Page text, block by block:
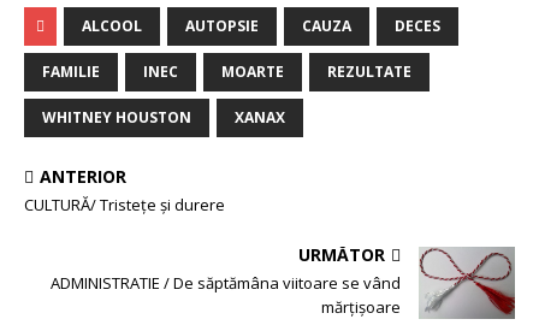
ALCOOL AUTOPSIE CAUZA DECES
FAMILIE INEC MOARTE REZULTATE
WHITNEY HOUSTON XANAX
ANTERIOR
CULTURĂ/ Tristețe și durere
URMĂTOR
ADMINISTRATIE / De săptămâna viitoare se vând
mărţişoare